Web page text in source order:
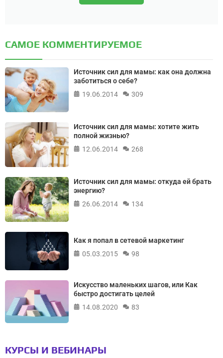
САМОЕ КОММЕНТИРУЕМОЕ
Источник сил для мамы: как она должна
заботиться о себе?
19.06.2014
309
Источник сил для мамы: хотите жить
полной жизнью?
12.06.2014
268
Источник сил для мамы: откуда ей брать
энергию?
26.06.2014
134
Как я попал в сетевой маркетинг
05.03.2015
98
Искусство маленьких шагов, или Как
быстро достигать целей
14.08.2020
83
КУРСЫ И ВЕБИНАРЫ